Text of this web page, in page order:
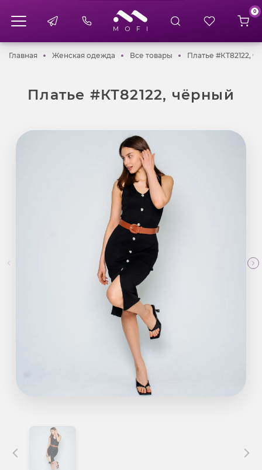
0
ГлавнаяГлавнаяЖенская одежда Женская одежда
Все товары Все товары
Платье #КТ82122,
Платье #КТ82122, чёрный